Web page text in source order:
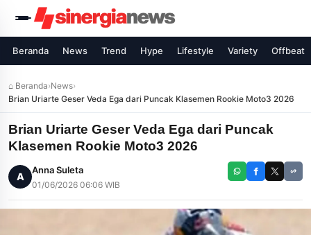
Beranda News Trend Hype Lifestyle Variety Offbeat
⌂ Beranda›News›
Brian Uriarte Geser Veda Ega dari Puncak Klasemen Rookie Moto3 2026
Brian Uriarte Geser Veda Ega dari Puncak
Klasemen Rookie Moto3 2026
A
Anna Suleta
01/06/2026 06:06 WIB